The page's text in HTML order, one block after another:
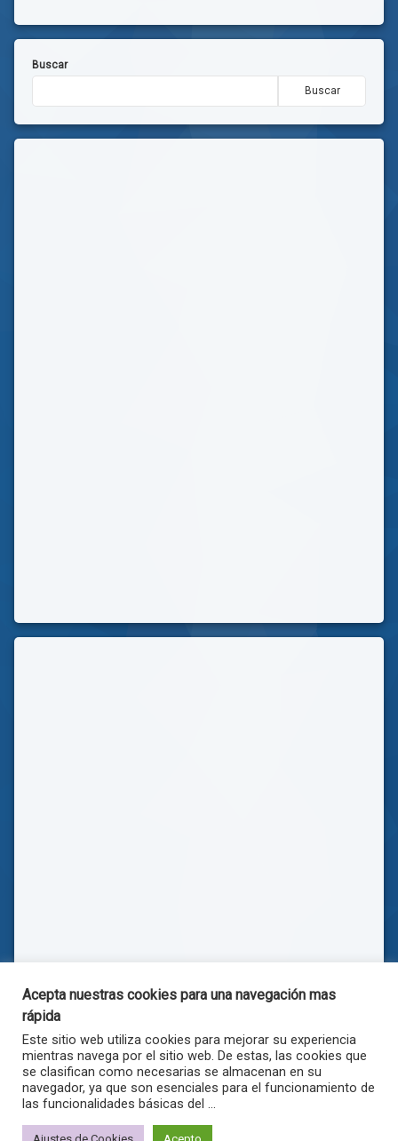
Buscar
Buscar
© . Todos los derechos reservados.
Acepta nuestras cookies para una navegación mas
rápida
Este sitio web utiliza cookies para mejorar su experiencia
mientras navega por el sitio web. De estas, las cookies que
se clasifican como necesarias se almacenan en su
navegador, ya que son esenciales para el funcionamiento de
las funcionalidades básicas del ...